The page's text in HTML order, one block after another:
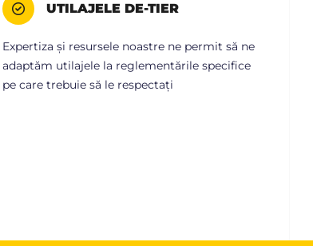
UTILAJELE DE-TIER
Expertiza și resursele noastre ne permit să ne
adaptăm utilajele la reglementările specifice
pe care trebuie să le respectați